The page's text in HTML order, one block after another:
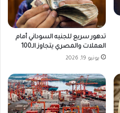
تدهور سريع للجنيه السوداني أمام
العملات والمصري يتجاوز الـ100
يونيو 19, 2026